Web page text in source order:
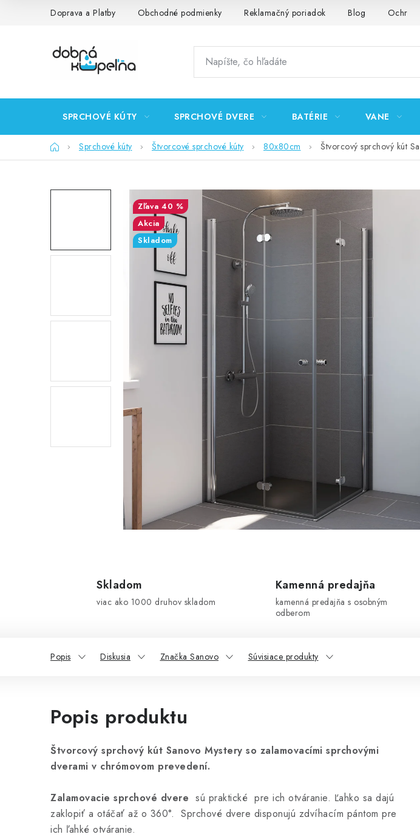
Doprava a Platby Obchodné podmienky Reklamačný poriadok Blog
SPRCHOVÉ KÚTY SPRCHOVÉ DVERE BATÉRIE VANE
DomovSprchové kúty Štvorcové sprchové kúty 80x80cm Štvorcový sprchový kút
40 %
Akcia
Skladom
Skladom
viac ako 1000 druhov skladom
Kamenná predajňa
kamenná predajňa s osobným
odberom
Popis Diskusia Značka Sanovo Súvisiace produkty
Popis produktu
Štvorcový sprchový kút Sanovo Mystery so zalamovacími sprchovými
dverami v chrómovom prevedení.
Zalamovacie sprchové dvere sú praktické pre ich otváranie. Ľahko sa dajú
zaklopiť a otáčať až o 360°. Sprchové dvere disponujú zdvíhacím pántom pre
ich ľahké otváranie.